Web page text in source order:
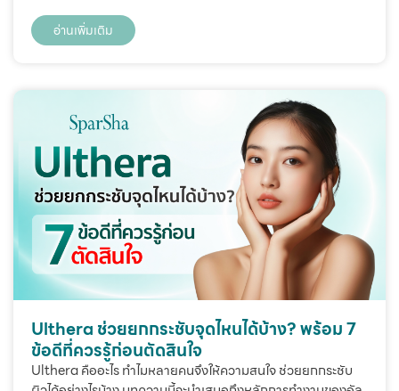
อ่านเพิ่มเติม
Ulthera ช่วยยกกระชับจุดไหนได้บ้าง? พร้อม 7
ข้อดีที่ควรรู้ก่อนตัดสินใจ
Ulthera คืออะไร ทำไมหลายคนจึงให้ความสนใจ ช่วยยกกระชับ